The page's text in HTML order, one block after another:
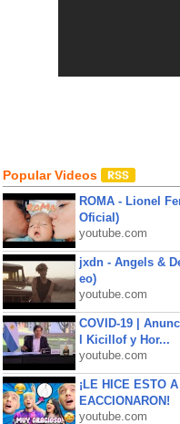
Popular Videos
ROMA - Lionel
Oficial)
youtube.com
jxdn - Angels &
eo)
youtube.com
COVID-19 |
l Kicillof y Hor...
youtube.com
¡LE HICE ESTO
EACCIONARON!
youtube.com